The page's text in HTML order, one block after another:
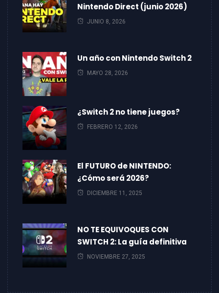
Nintendo Direct (junio 2026)
JUNIO 8, 2026
Un año con Nintendo Switch 2
MAYO 28, 2026
¿Switch 2 no tiene juegos?
FEBRERO 12, 2026
El FUTURO de NINTENDO:
¿Cómo será 2026?
DICIEMBRE 11, 2025
NO TE EQUIVOQUES CON
SWITCH 2: La guía definitiva
NOVIEMBRE 27, 2025